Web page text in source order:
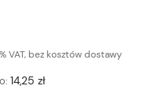
VAT, bez kosztów dostawy
14,25 zł